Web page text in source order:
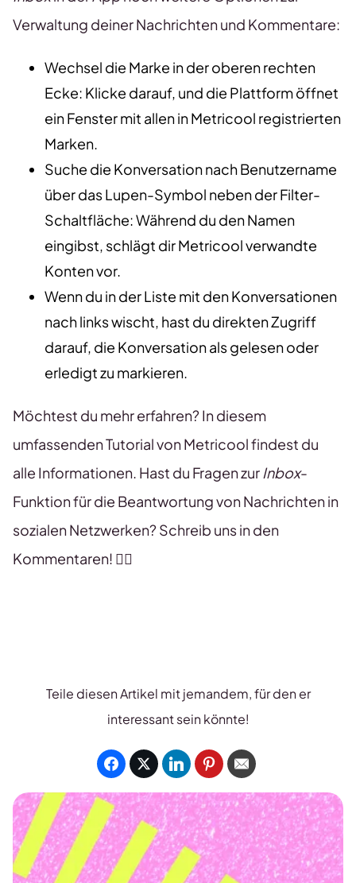
Verwaltung deiner Nachrichten und Kommentare:
Wechsel die Marke in der oberen rechten
Ecke: Klicke darauf, und die Plattform öffnet
ein Fenster mit allen in Metricool registrierten
Marken.
Suche die Konversation nach Benutzername
über das Lupen-Symbol neben der Filter-
Schaltfläche: Während du den Namen
eingibst, schlägt dir Metricool verwandte
Konten vor.
Wenn du in der Liste mit den Konversationen
nach links wischt, hast du direkten Zugriff
darauf, die Konversation als gelesen oder
erledigt zu markieren.
Möchtest du mehr erfahren? In diesem
umfassenden Tutorial von Metricool findest du
alle Informationen. Hast du Fragen zur Inbox-
Funktion für die Beantwortung von Nachrichten in
sozialen Netzwerken? Schreib uns in den
Kommentaren! 👇🏻
Teile diesen Artikel mit jemandem, für den er
interessant sein könnte!